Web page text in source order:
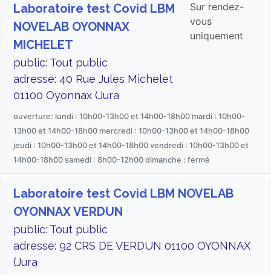
Laboratoire test Covid LBM
NOVELAB OYONNAX
MICHELET
public: Tout public
adresse: 40 Rue Jules Michelet
01100 Oyonnax (Jura
Sur rendez-
vous
uniquement
ouverture: lundi : 10h00-13h00 et 14h00-18h00 mardi : 10h00-
13h00 et 14h00-18h00 mercredi : 10h00-13h00 et 14h00-18h00
jeudi : 10h00-13h00 et 14h00-18h00 vendredi : 10h00-13h00 et
14h00-18h00 samedi : 8h00-12h00 dimanche : fermé
Laboratoire test Covid LBM NOVELAB
OYONNAX VERDUN
public: Tout public
adresse: 92 CRS DE VERDUN 01100 OYONNAX
(Jura